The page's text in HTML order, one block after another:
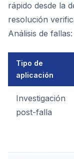
rápido desde la
resolución
Análisis de
Tipo de
aplicación
Investigación
post-falla